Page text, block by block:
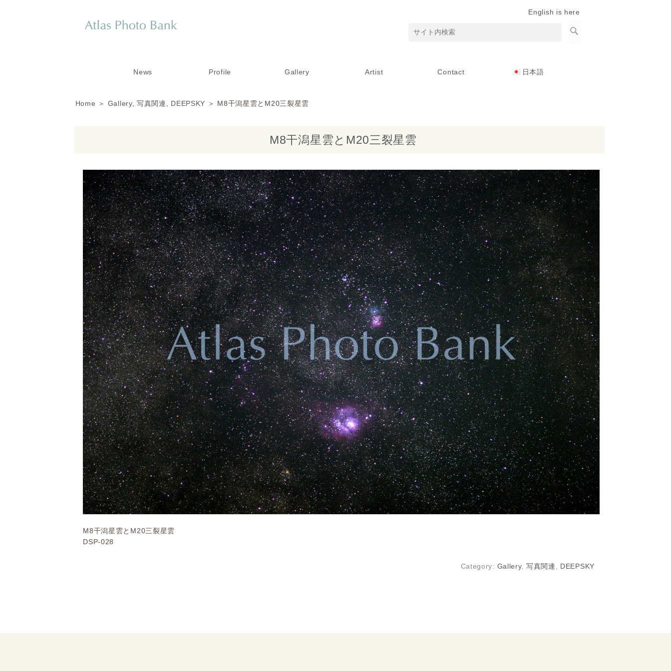
English is here
News Profile Gallery Artist Contact 日本語
Home ＞ Gallery,写真関連 DEEPSKY ＞ M8干潟星雲とM20三裂星雲
M8干潟星雲とM20三裂星雲
M8干潟星雲とM20三裂星雲
DSP-028
Category: Gallery, 写真関連 DEEPSKY